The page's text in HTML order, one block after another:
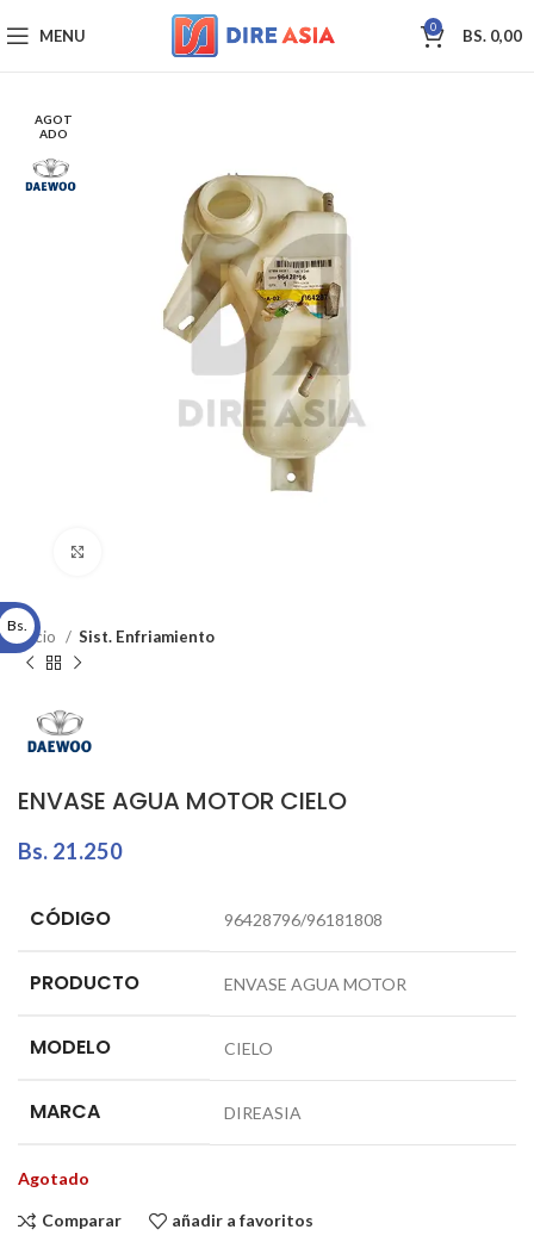
MENU 0 BS. 0,00
AGOT
ADO
Inicio Sist. Enfriamiento
ENVASE AGUA MOTOR CIELO
Bs. 21.250
CÓDIGO 96428796/96181808
PRODUCTO ENVASE AGUA MOTOR
MODELO CIELO
MARCA DIREASIA
Agotado
Comparar añadir a favoritos
Bs.